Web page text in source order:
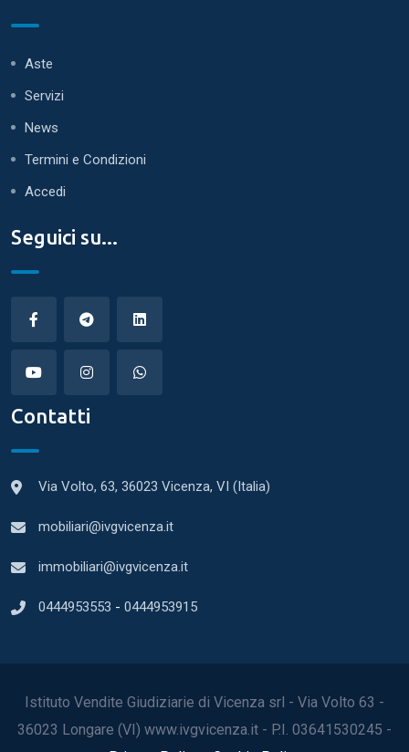
Aste
Servizi
News
Termini e Condizioni
Accedi
Seguici su...
Contatti
Via Volto, 63, 36023 Vicenza, VI (Italia)
mobiliari@ivgvicenza.it
immobiliari@ivgvicenza.it
0444953553 - 0444953915
Istituto Vendite Giudiziarie di Vicenza srl - Via Volto 63 -
36023 Longare (VI) www.ivgvicenza.it - P.I. 03641530245 -